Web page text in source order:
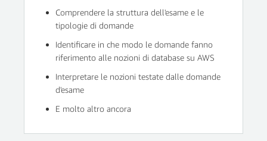
Comprendere la struttura dell'esame e le
tipologie di domande
Identificare in che modo le domande fanno
riferimento alle nozioni di database su AWS
Interpretare le nozioni testate dalle domande
d'esame
E molto altro ancora